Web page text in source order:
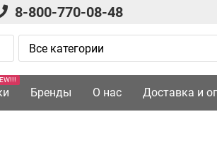
8-800-770-08-48
Бренды О нас Доставка и